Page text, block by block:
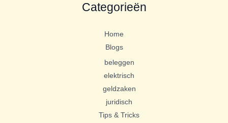
Categorieën
Home
Blogs
beleggen
elektrisch
geldzaken
juridisch
Tips & Tricks